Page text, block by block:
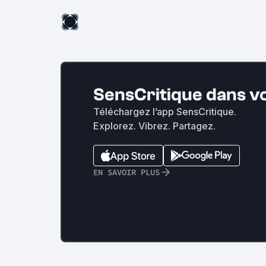
SensCritique dans
Téléchargez l’app SensCritique.
Explorez. Vibrez. Partagez.
EN SAVOIR PLUS